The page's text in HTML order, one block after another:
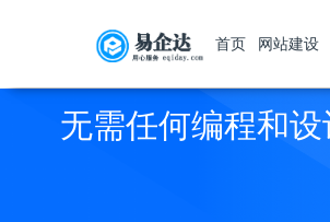
首页 网站建设
无需任何编程和